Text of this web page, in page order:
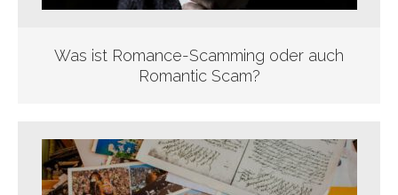
Was ist Romance-Scamming oder auch
Romantic Scam?